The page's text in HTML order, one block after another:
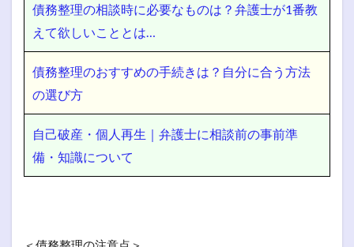
債務整理の相談時に必要なものは？弁護士が1番教
えて欲しいこととは…
債務整理のおすすめの手続きは？自分に合う方法
の選び方
自己破産・個人再生｜弁護士に相談前の事前準
備・知識について